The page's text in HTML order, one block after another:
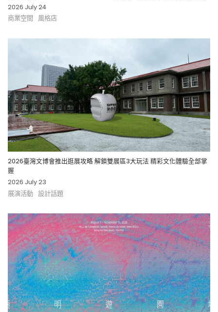
2026 July 24
商業空間 風格店
2026臺灣文博會推出逛展攻略 解鎖雙展區3大玩法 精彩文化體驗全部掌
握
2026 July 23
展演活動 設計話題